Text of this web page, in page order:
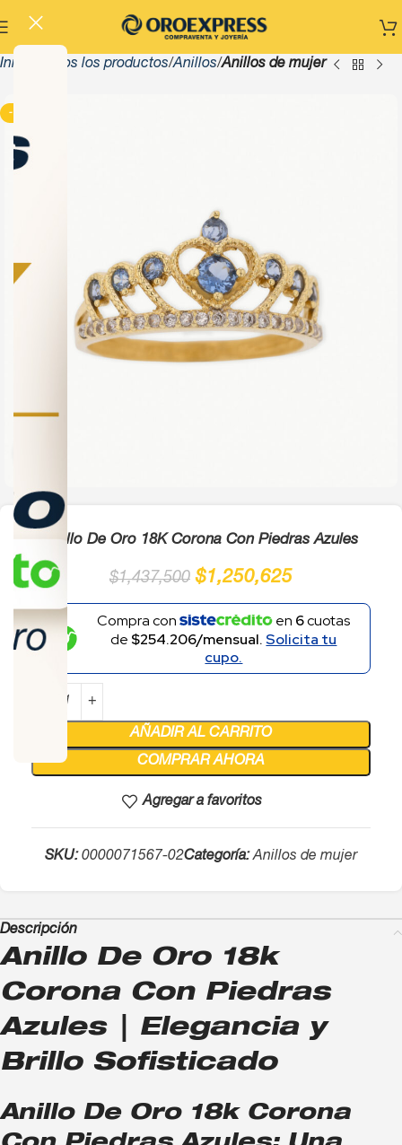
Inicio Todos los productos Anillos Anillos de mujer
-13%
Anillo De Oro 18K Corona Con Piedras Azules
$1,437,500 $1,250,625
Compra con en 6cuotas
de $254.206/mensual.Solicita tu
cupo.
AÑADIR AL CARRITO
COMPRAR AHORA
Agregar a favoritos
SKU:0000071567-02Categoría: Anillos de mujer
Descripción
Anillo De Oro 18k
Corona Con Piedras
Azules | Elegancia y
Brillo Sofisticado
Anillo De Oro 18k Corona